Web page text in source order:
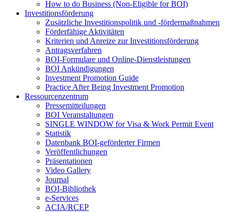
How to do Business (Non-Eligible for BOI)
Investitionsförderung
Zusätzliche Investitionspolitik und -fördermaßnahmen
Förderfähige Aktivitäten
Kriterien und Anreize zur Investitionsförderung
Antragsverfahren
BOI-Formulare und Online-Dienstleistungen
BOI Ankündigungen
Investment Promotion Guide
Practice After Being Investment Promotion
Ressourcenzentrum
Pressemitteilungen
BOI Veranstaltungen
SINGLE WINDOW for Visa & Work Permit Event
Statistik
Datenbank BOI-geförderter Firmen
Veröffentlichungen
Präsentationen
Video Gallery
Journal
BOI-Bibliothek
e-Services
ACIA/RCEP